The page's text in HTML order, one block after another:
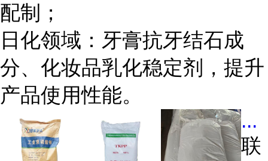
配制；
日化领域：牙膏抗牙结石成
分、化妆品乳化稳定剂，提升
产品使用性能。
...
联